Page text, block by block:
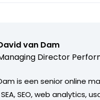
van Dam
Director
is een senior online
SEO, web analytics,